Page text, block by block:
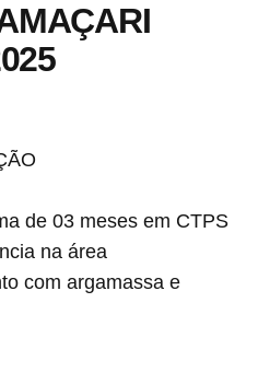
de 03 meses em CTPS
na área
com argamassa e